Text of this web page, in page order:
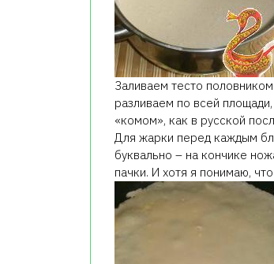
Заливаем тесто
разливаем по всей
«комом», как в русской
Для жарки перед каждым
буквально – на кончике
пачки. И хотя я понимаю,